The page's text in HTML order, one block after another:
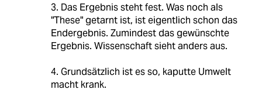
3. Das Ergebnis steht fest. Was noch als
"These" getarnt ist, ist eigentlich schon das
Endergebnis. Zumindest das gewünschte
Ergebnis. Wissenschaft sieht anders aus.
4. Grundsätzlich ist es so, kaputte Umwelt
macht krank.